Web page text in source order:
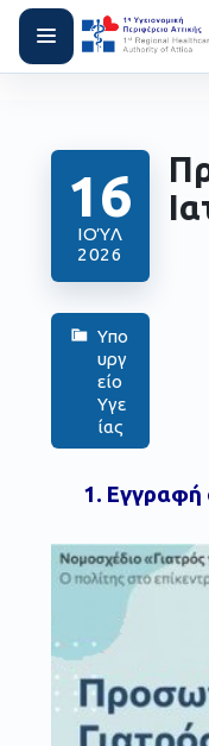
16
ΙΟΎΛ
2026
Υπο
υργ
είο
Υγε
ίας
1. Εγγραφή